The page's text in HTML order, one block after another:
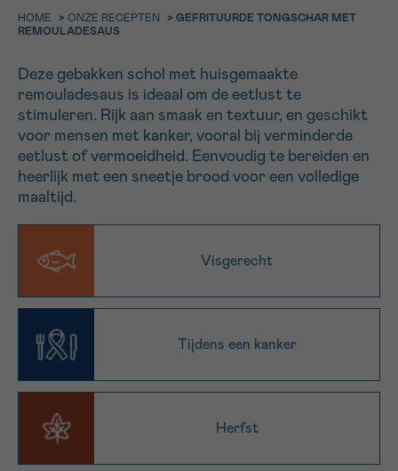
HOME > ONZE RECEPTEN > GEFRITUURDE TONGSCHAR MET
REMOULADESAUS
Deze gebakken schol met huisgemaakte
remouladesaus is ideaal om de eetlust te
stimuleren. Rijk aan smaak en textuur, en geschikt
voor mensen met kanker, vooral bij verminderde
eetlust of vermoeidheid. Eenvoudig te bereiden en
heerlijk met een sneetje brood voor een volledige
maaltijd.
Visgerecht
Tijdens een kanker
Herfst
VOORNAAM
Bel ons op 0800 15 802
Via ons
contactformulier
Ik wil graag opgebeld worden
Meer weten over Kankerinfo
TERUG
9h-11h
11h-13h
13h-16h
16h-18h
Verder